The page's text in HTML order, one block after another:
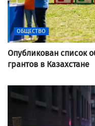
ОБЩЕСТВО
Опубликован список
грантов в Казахстане